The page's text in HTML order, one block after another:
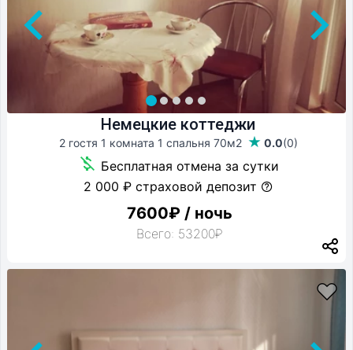
Немецкие коттеджи
2 гостя 1 комната 1 спальня 70м2 0.0(0)
Бесплатная отмена за сутки
2 000 ₽ страховой депозит
7600₽ / ночь
Всего: 53200₽